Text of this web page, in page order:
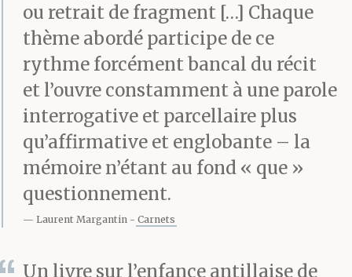
ou retrait de fragment […] Chaque
thème abordé participe de ce
rythme forcément bancal du récit
et l’ouvre constamment à une parole
interrogative et parcellaire plus
qu’affirmative et englobante – la
mémoire n’étant au fond « que »
questionnement.
Laurent Margantin Carnets
Un livre sur l’enfance antillaise de